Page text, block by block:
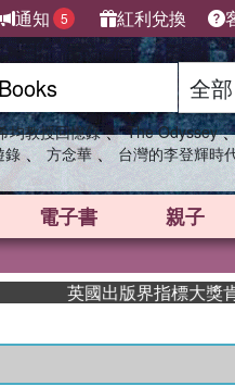
通知 5 紅利兌換
均教授回憶錄 、 The Odyssey
錄 、 方念華 、 台灣的李登輝時
電子書 親子
英國出版界指標大獎肯定！